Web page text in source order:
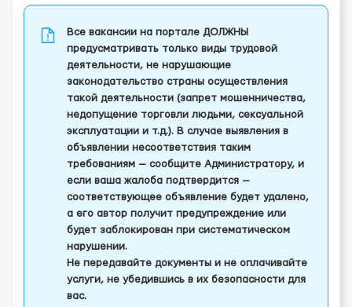
Все вакансии на портале ДОЛЖНЫ
предусматривать только виды трудовой
деятельности, не нарушающие
законодательство страны осуществления
такой деятельности (запрет мошенничества,
недопущение торговли людьми, сексуальной
эксплуатации и т.д.). В случае выявления в
объявлении несоответствия таким
требованиям — сообщите Администратору, и
если ваша жалоба подтвердится —
соответствующее объявление будет удалено,
а его автор получит предупреждение или
будет заблокирован при систематическом
нарушении.
Не передавайте документы и не оплачивайте
услуги, не убедившись в их безопасности для
вас.